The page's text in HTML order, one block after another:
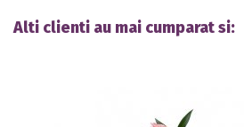
Alti clienti au mai cumparat si: